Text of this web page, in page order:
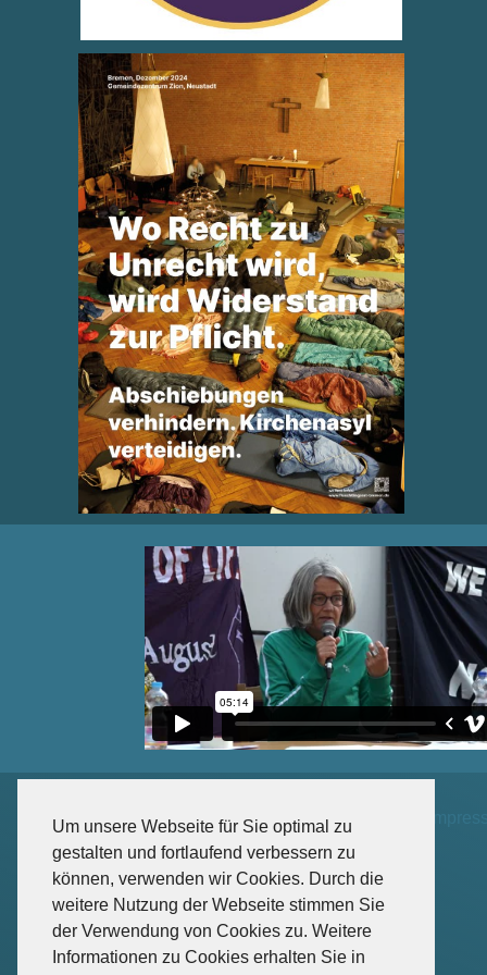
Um unsere Webseite für Sie optimal zu
gestalten und fortlaufend verbessern zu
können, verwenden wir Cookies. Durch die
weitere Nutzung der Webseite stimmen Sie
der Verwendung von Cookies zu. Weitere
Informationen zu Cookies erhalten Sie in